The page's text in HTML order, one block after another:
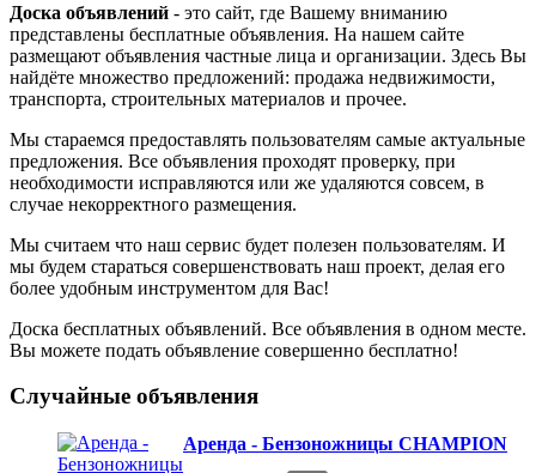
Доска объявлений - это сайт, где Вашему вниманию
представлены бесплатные объявления. На нашем сайте
размещают объявления частные лица и организации. Здесь Вы
найдёте множество предложений: продажа недвижимости,
транспорта, строительных материалов и прочее.
Мы стараемся предоставлять пользователям самые актуальные
предложения. Все объявления проходят проверку, при
необходимости исправляются или же удаляются совсем, в
случае некорректного размещения.
Мы считаем что наш сервис будет полезен пользователям. И
мы будем стараться совершенствовать наш проект, делая его
более удобным инструментом для Вас!
Доска бесплатных объявлений. Все объявления в одном месте.
Вы можете подать объявление совершенно бесплатно!
Случайные объявления
Аренда - Бензоножницы CHAMPION